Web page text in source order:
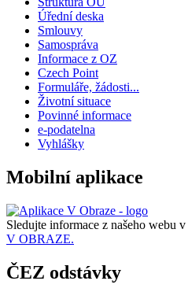
Úřední deska
Smlouvy
Samospráva
Informace z OZ
Czech Point
Formuláře, žádosti...
Životní situace
Povinné informace
e-podatelna
Vyhlášky
Mobilní aplikace
Sledujte informace z našeho webu v
V OBRAZE.
ČEZ odstávky